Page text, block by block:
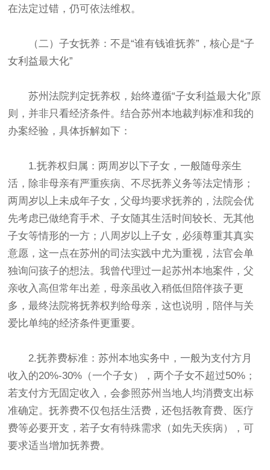
在法定过错，仍可依法维权。
（二）子女抚养：不是“谁有钱谁抚养”，核心是“子
女利益最大化”
苏州法院判定抚养权，始终遵循“子女利益最大化”原
则，并非只看经济条件。结合苏州本地裁判标准和我的
办案经验，具体拆解如下：
1.抚养权归属：两周岁以下子女，一般随母亲生
活，除非母亲有严重疾病、不尽抚养义务等法定情形；
两周岁以上未成年子女，父母均要求抚养的，法院会优
先考虑已做绝育手术、子女随其生活时间较长、无其他
子女等情形的一方；八周岁以上子女，必须尊重其真实
意愿，这一点在苏州的司法实践中尤为重视，法官会单
独询问孩子的想法。我曾代理过一起苏州本地案件，父
亲收入高但常年出差，母亲虽收入稍低但陪伴孩子更
多，最终法院将抚养权判给母亲，这也说明，陪伴与关
爱比单纯的经济条件更重要。
2.抚养费标准：苏州本地实务中，一般为支付方月
收入的20%-30%（一个子女），两个子女不超过50%；
若支付方无固定收入，会参照苏州当地人均消费支出标
准确定。抚养费不仅包括生活费，还包括教育费、医疗
费等必要开支，若子女有特殊需求（如先天疾病），可
要求适当增加抚养费。